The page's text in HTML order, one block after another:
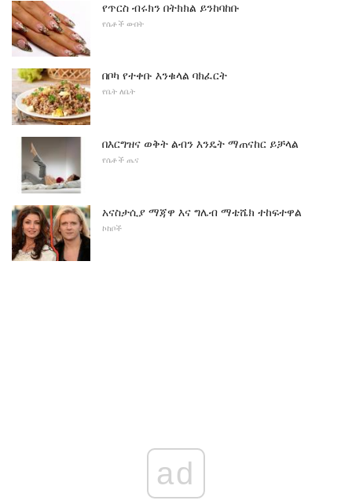
የጥርስ ብሩክን በትክክል ይንከባከቡ
የሴቶች ውበት
በቦካ የተቀቡ እንቁላል ባክፈርት
የቤት ለቤት
በእርግዝና ወቅት ልብን እንዴት ማጠናከር ይቻላል
የሴቶች ጤና
አናስታሲያ ማጃዋ እና ግሌብ ማቴሼክ ተከፍተዋል
ኮከቦች
ad